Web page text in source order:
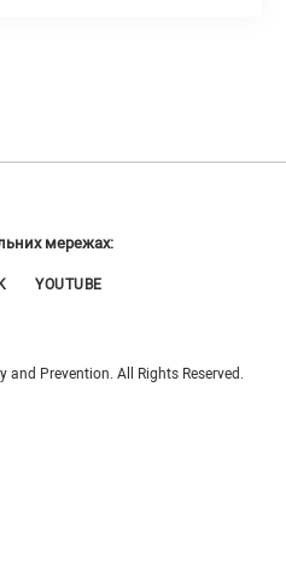
мережах:
YOUTUBE
Prevention. All Rights Reserved.